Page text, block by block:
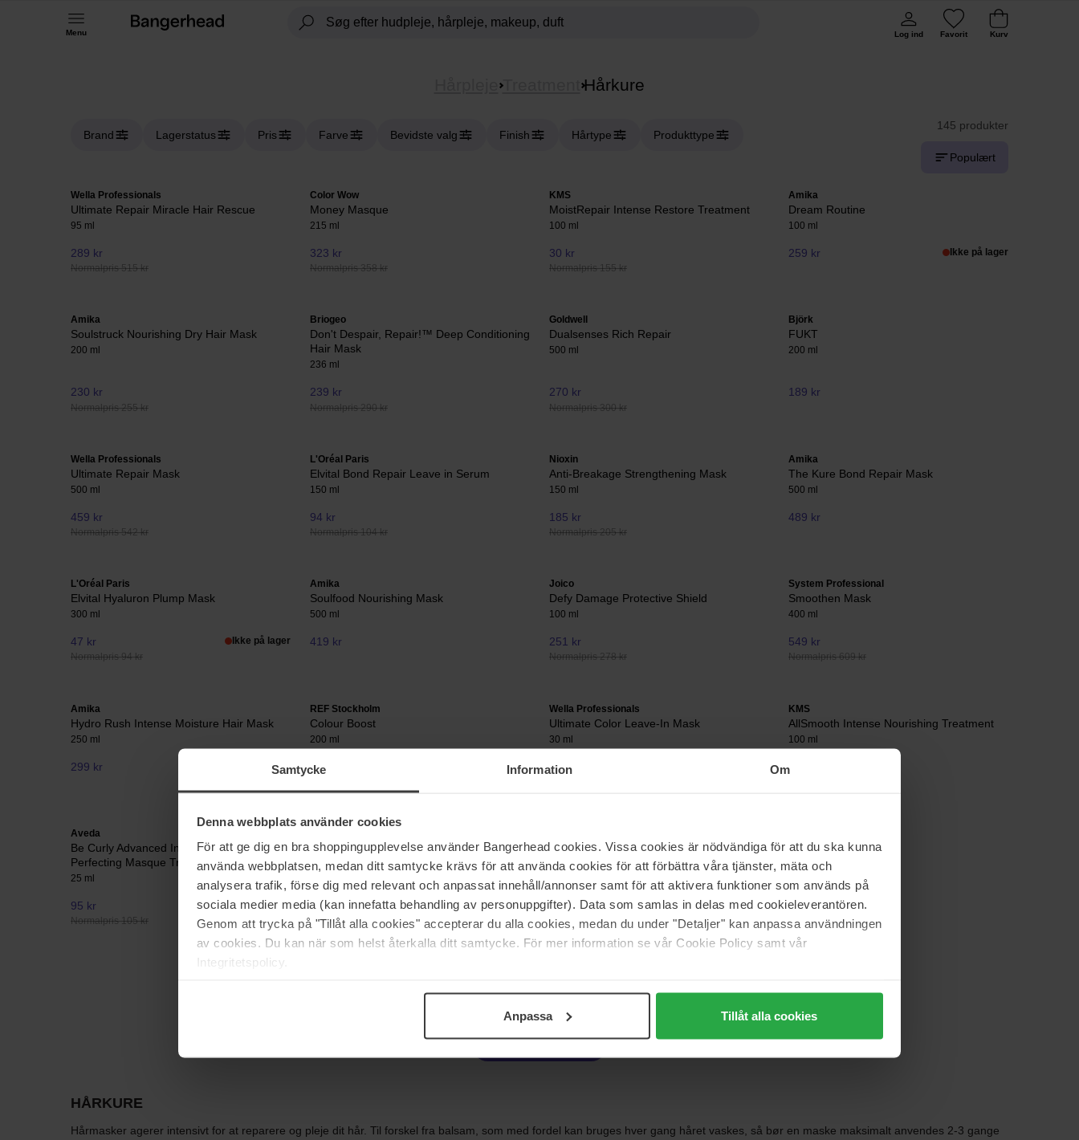
Samtycke Information Om
Denna webbplats använder cookies
För att ge dig en bra shoppingupplevelse använder Bangerhead cookies. Vissa cookies är nödvändiga för att du ska kunna
använda webbplatsen, medan ditt samtycke krävs för att använda cookies för att förbättra våra tjänster, mäta och
analysera trafik, förse dig med relevant och anpassat innehåll/annonser samt för att aktivera funktioner som används på
sociala medier media (kan innefatta behandling av personuppgifter). Data som samlas in delas med cookieleverantören.
Genom att trycka på "Tillåt alla cookies" accepterar du alla cookies, medan du under "Detaljer" kan anpassa användningen
av cookies. Du kan när som helst återkalla ditt samtycke. För mer information se vår Cookie Policy samt vår
Integritetspolicy.
Anpassa Tillåt alla cookies
Menu Log ind Favorit Kurv
Treatment Hårkure
Brand Lagerstatus Pris Farve Bevidste valg Finish Hårtype Produkttype
145 produkter
Populært
Wella Professionals
Ultimate Repair Miracle Hair Rescue
95 ml
289 kr
Normalpris 515 kr
Color Wow
Money Masque
215 ml
323 kr
Normalpris 358 kr
KMS
MoistRepair Intense Restore Treatment
100 ml
30 kr
Normalpris 155 kr
Amika
Dream Routine
100 ml
259 kr Ikke på lager
Amika
Soulstruck Nourishing Dry Hair Mask
200 ml
230 kr
Normalpris 255 kr
Briogeo
Don't Despair, Repair!™ Deep Conditioning
Hair Mask
236 ml
239 kr
Normalpris 290 kr
Goldwell
Dualsenses Rich Repair
500 ml
270 kr
Normalpris 300 kr
Björk
FUKT
200 ml
189 kr
Wella Professionals
Ultimate Repair Mask
500 ml
459 kr
Normalpris 542 kr
L'Oréal Paris
Elvital Bond Repair Leave in Serum
150 ml
94 kr
Normalpris 104 kr
Nioxin
Anti-Breakage Strengthening Mask
150 ml
185 kr
Normalpris 205 kr
Amika
The Kure Bond Repair Mask
500 ml
489 kr
L'Oréal Paris
Elvital Hyaluron Plump Mask
300 ml
47 kr
Normalpris 94 kr
Ikke på lager
Amika
Soulfood Nourishing Mask
500 ml
419 kr
Joico
Defy Damage Protective Shield
100 ml
251 kr
Normalpris 278 kr
System Professional
Smoothen Mask
400 ml
549 kr
Normalpris 609 kr
Amika
Hydro Rush Intense Moisture Hair Mask
250 ml
299 kr
REF Stockholm
Colour Boost
200 ml
221 kr
Wella Professionals
Ultimate Color Leave-In Mask
30 ml
171 kr
KMS
AllSmooth Intense Nourishing Treatment
100 ml
140 kr
Aveda
Be Curly Advanced Intensive Curl
Perfecting Masque Travel
25 ml
95 kr
Normalpris 105 kr
Ikke på lager
Color Fresh Mask
150 ml
153 kr
Normalpris 169 kr
Nutriplenish Masque Deep Moisture
25 ml
95 kr
Normalpris 105 kr
Derma Calming Mask
200 ml
360 kr
Normalpris 399 kr
HÅRKURE
Hårmasker agerer intensivt for at reparere og pleje dit hår. Til forskel fra balsam, som med fordel kan bruges hver gang håret vaskes, så bør en maske maksimalt anvendes 2-3 gange